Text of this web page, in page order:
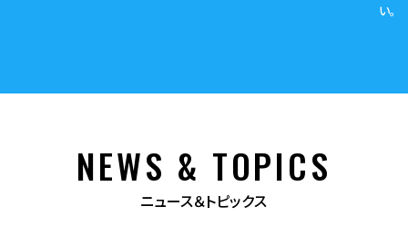
い。
NEWS & TOPICS
ニュース＆トピックス